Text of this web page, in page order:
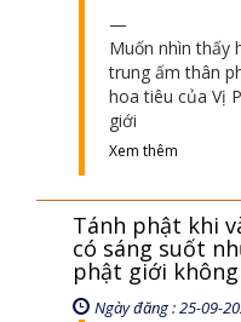
Muốn nhìn thấy
trung ấm thân
hoa tiêu của Vị
giới
Xem thêm
Tánh phật khi
có sáng suốt
phật giới không
Ngày đăng : 25-09-